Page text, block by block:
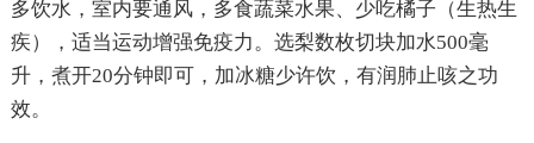
多饮水，室内要通风，多食蔬菜水果、少吃橘子（生热生
疾），适当运动增强免疫力。选梨数枚切块加水500毫
升，煮开20分钟即可，加冰糖少许饮，有润肺止咳之功
效。